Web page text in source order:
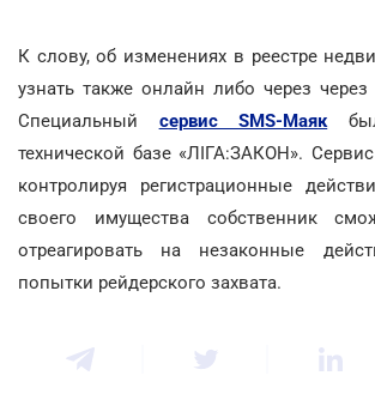
К слову, об изменениях в реестре
узнать также онлайн либо через через
Специальный сервис SMS-Маяк
технической базе «ЛІГА:ЗАКОН».
контролируя регистрационные
своего имущества собственник
отреагировать на незаконные
попытки рейдерского захвата.